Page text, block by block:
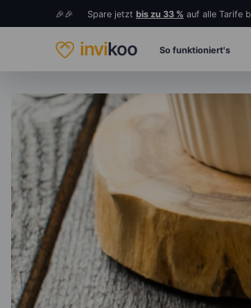
🎉🎉 Spare jetzt bis zu 33 % auf alle Tarife
invikoo So funktioniert's